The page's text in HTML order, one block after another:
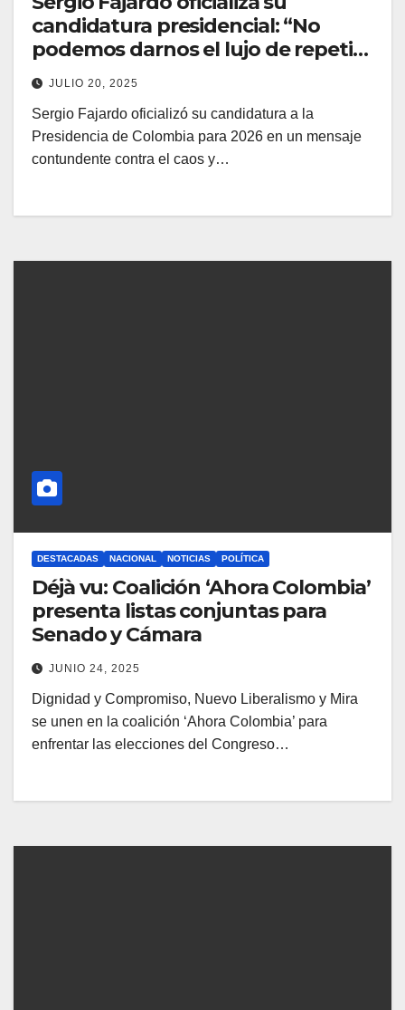
candidatura presidencial: “No
podemos darnos el lujo de repetir
otros cuatro años de caos”
JULIO 20, 2025
Sergio Fajardo oficializó su candidatura a la
Presidencia de Colombia para 2026 en un mensaje
contundente contra el caos y…
DESTACADAS NACIONAL NOTICIAS POLÍTICA
Déjà vu: Coalición ‘Ahora Colombia’
presenta listas conjuntas para
Senado y Cámara
JUNIO 24, 2025
Dignidad y Compromiso, Nuevo Liberalismo y Mira
se unen en la coalición ‘Ahora Colombia’ para
enfrentar las elecciones del Congreso…